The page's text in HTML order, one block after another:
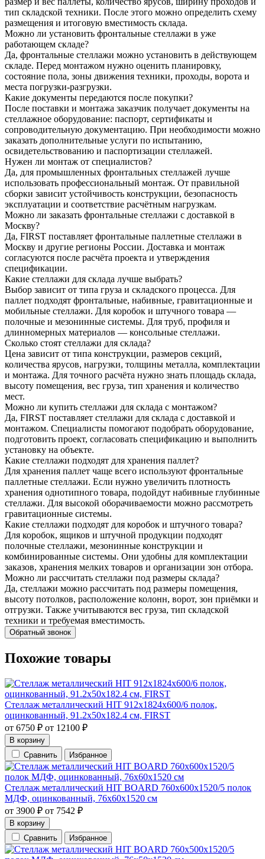
тип складской техники. После этого можно определить схему
размещения и итоговую вместимость склада.
Можно ли установить фронтальные стеллажи в уже
работающем складе?
Да, фронтальные стеллажи можно установить в действующем
складе. Перед монтажом нужно оценить планировку,
состояние пола, зоны движения техники, проходы, ворота и
места погрузки-разгрузки.
Какие документы передаются после покупки?
После поставки и монтажа заказчик получает документы на
стеллажное оборудование: паспорт, сертификаты и
сопроводительную документацию. При необходимости можно
заказать дополнительные услуги по испытанию,
освидетельствованию и паспортизации стеллажей.
Нужен ли монтаж от специалистов?
Да, для промышленных фронтальных стеллажей лучше
использовать профессиональный монтаж. От правильной
сборки зависит устойчивость конструкции, безопасность
эксплуатации и соответствие расчётным нагрузкам.
Можно ли заказать фронтальные стеллажи с доставкой в
Москву?
Да, FIRST поставляет фронтальные паллетные стеллажи в
Москву и другие регионы России. Доставка и монтаж
согласуются после расчёта проекта и утверждения
спецификации.
Какие стеллажи для склада лучше выбрать?
Выбор зависит от типа груза и складского процесса. Для
паллет подходят фронтальные, набивные, гравитационные и
мобильные стеллажи. Для коробок и штучного товара —
полочные и мезонинные системы. Для труб, профиля и
длинномерных материалов — консольные стеллажи.
Сколько стоят стеллажи для склада?
Цена зависит от типа конструкции, размеров секций,
количества ярусов, нагрузки, толщины металла, комплектации
и монтажа. Для точного расчёта нужно знать площадь склада,
высоту помещения, вес груза, тип хранения и количество
мест.
Можно ли купить стеллажи для склада с монтажом?
Да, FIRST поставляет стеллажи для склада с доставкой и
монтажом. Специалисты помогают подобрать оборудование,
подготовить проект, согласовать спецификацию и выполнить
установку на объекте.
Какие стеллажи подходят для хранения паллет?
Для хранения паллет чаще всего используют фронтальные
паллетные стеллажи. Если нужно увеличить плотность
хранения однотипного товара, подойдут набивные глубинные
стеллажи. Для высокой оборачиваемости можно рассмотреть
гравитационные системы.
Какие стеллажи подходят для коробок и штучного товара?
Для коробок, ящиков и штучной продукции подходят
полочные стеллажи, мезонинные конструкции и
комбинированные системы. Они удобны для комплектации
заказов, хранения мелких товаров и организации зон отбора.
Можно ли рассчитать стеллажи под размеры склада?
Да, стеллажи можно рассчитать под размеры помещения,
высоту потолков, расположение колонн, ворот, зон приёмки и
отгрузки. Также учитываются вес груза, тип складской
техники и требуемая вместимость.
Обратный звонок
Похожие товары
Стеллаж металлический HIT 912х1824х600/6 полок,
оцинкованный, 91.2х50х182.4 см, FIRST
от 6750 ₽ от 12100 ₽
В корзину
Сравнить
Избранное
Стеллаж металлический HIT BOARD 760х600х1520/5 полок
МДФ, оцинкованный, 76х60х1520 см
от 3900 ₽ от 7542 ₽
В корзину
Сравнить
Избранное